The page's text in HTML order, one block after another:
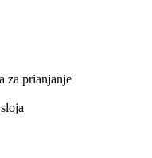
za prianjanje